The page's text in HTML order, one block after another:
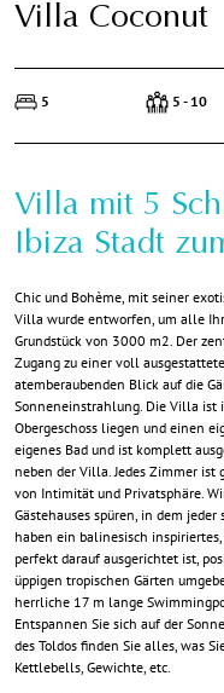
Villa Coconut
5 5 - 10
Villa mit 5
Ibiza Stadt
Chic und Bohème, mit seiner
Villa wurde entworfen, um alle
Grundstück von 3000 m2. Der
Zugang zu einer voll
atemberaubenden Blick auf die
Sonneneinstrahlung. Die Villa
Obergeschoss liegen und einen
eigenes Bad und ist komplett
neben der Villa. Jedes Zimmer
von Intimität und Privatsphäre.
Gästehauses spüren, in dem
haben ein balinesisch
perfekt darauf ausgerichtet ist,
üppigen tropischen Gärten
herrliche 17 m lange
Entspannen Sie sich auf der
des Toldos finden Sie alles, was
Kettlebells, Gewichte, etc.